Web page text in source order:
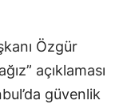
Özgür
açıklaması
güvenlik